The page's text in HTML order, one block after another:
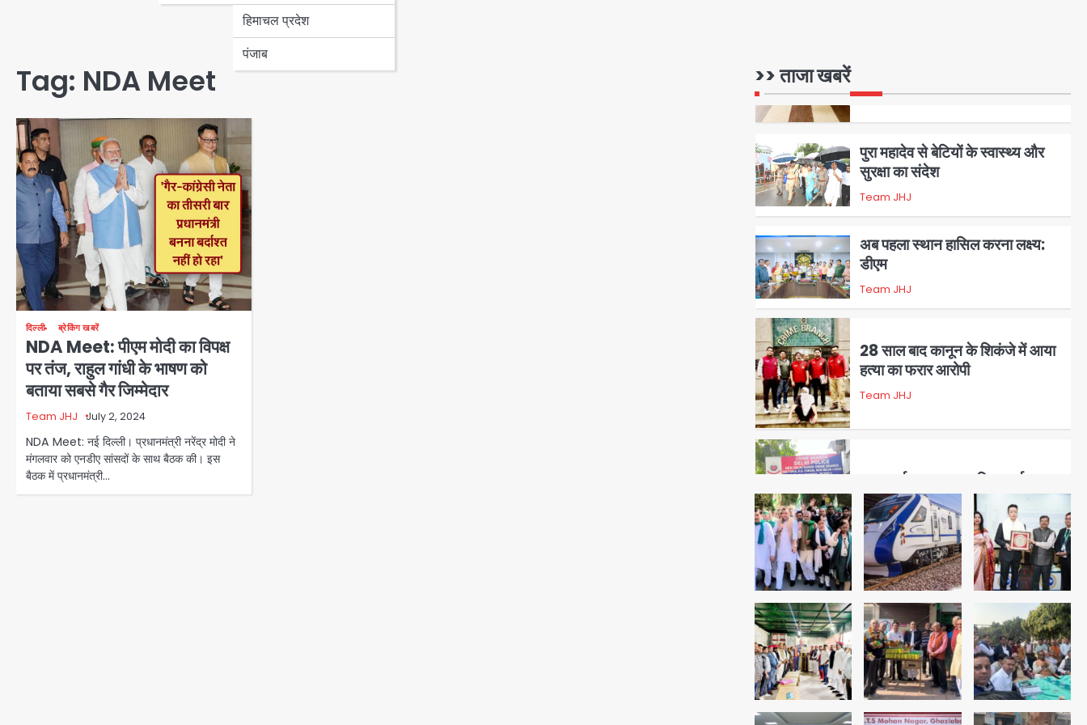
हिमाचल प्रदेश
पंजाब
Tag: NDA Meet
दिल्ली ब्रेकिंग खबरें
NDA Meet: पीएम मोदी का विपक्ष
पर तंज, राहुल गांधी के भाषण को
बताया सबसे गैर जिम्मेदार
Team JHJ July 2, 2024
NDA Meet: नई दिल्ली। प्रधानमंत्री नरेंद्र मोदी ने
मंगलवार को एनडीए सांसदों के साथ बैठक की। इस
बैठक में प्रधानमंत्री…
>> ताजा खबरें
5
1
पुरा महादेव से बेटियों के स्वास्थ्य और
सुरक्षा का संदेश
Team JHJ
2
अब पहला स्थान हासिल करना लक्ष्य:
डीएम
Team JHJ
3
28 साल बाद कानून के शिकंजे में आया
हत्या का फरार आरोपी
Team JHJ
4
डबल मर्डर का मुख्य साजिशकर्ता
क्राइम ब्रांच के हत्थे
Team JHJ
5
रोहित चौधरी गैंग का कुख्यात बदमाश
राजस्थान से गिरफ्तार
Team JHJ